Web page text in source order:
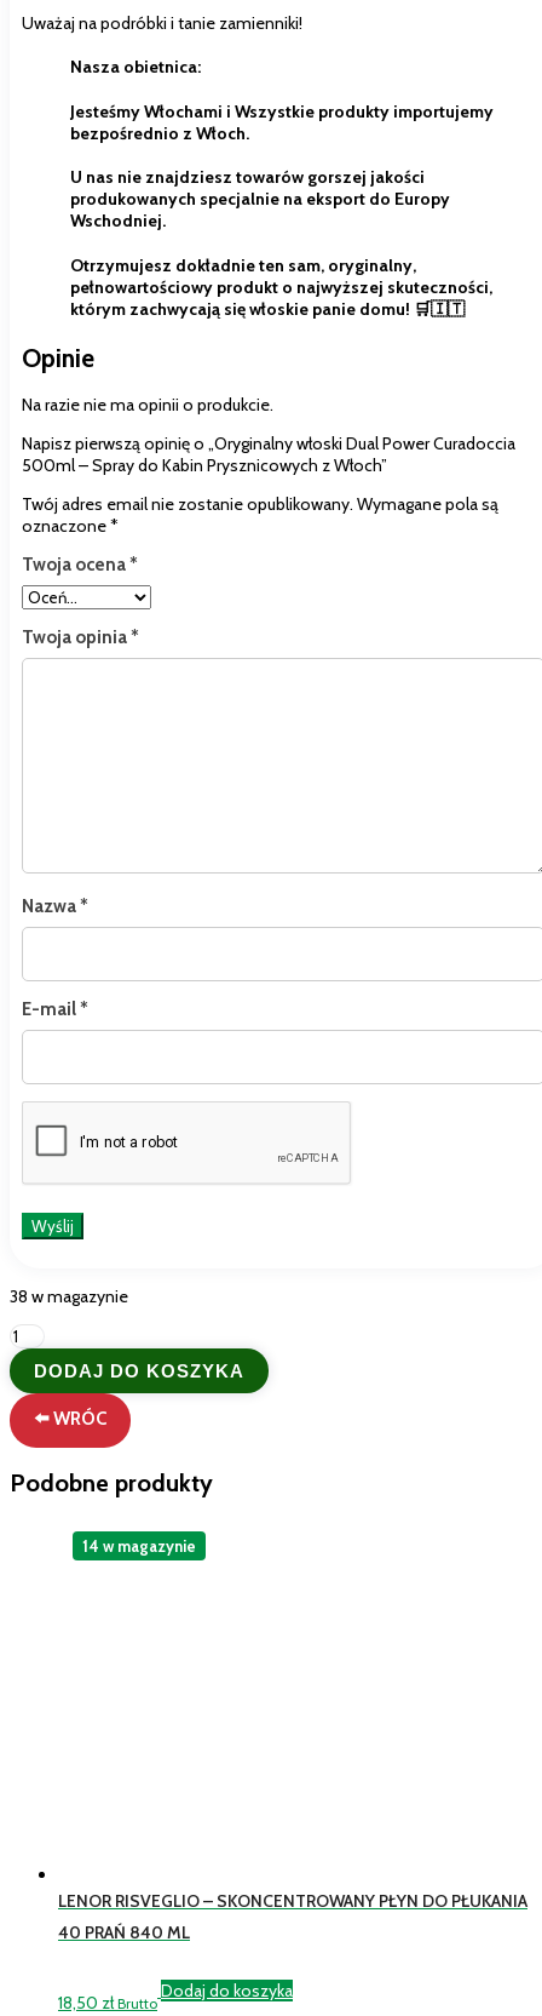
Uważaj na podróbki i tanie zamienniki!
Nasza obietnica:
Jesteśmy Włochami i Wszystkie produkty importujemy
bezpośrednio z Włoch.
U nas nie znajdziesz towarów gorszej jakości
produkowanych specjalnie na eksport do Europy
Wschodniej.
Otrzymujesz dokładnie ten sam, oryginalny,
pełnowartościowy produkt o najwyższej skuteczności,
którym zachwycają się włoskie panie domu! 🛒🇮🇹
Opinie
Na razie nie ma opinii o produkcie.
Napisz pierwszą opinię o „Oryginalny włoski Dual Power Curadoccia
500ml – Spray do Kabin Prysznicowych z Włoch”
Twój adres email nie zostanie opublikowany. Wymagane pola są
oznaczone*
Twoja ocena*
Twoja opinia*
Nazwa*
E-mail*
38 w magazynie
ilość
Oryginalny
włoski
Dual
Power
Curadoccia
–
DODAJ DO KOSZYKA
⬅️ WRÓC
Podobne produkty
LENOR RISVEGLIO – SKONCENTROWANY PŁYN DO PŁUKANIA
40 PRAŃ 840 ML
18,50 zł Brutto
Dodaj do koszyka
14 w magazynie